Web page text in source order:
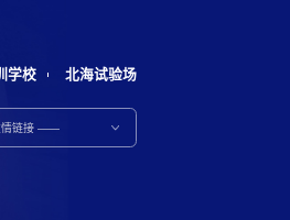
学校 北海试验场
链接 ——